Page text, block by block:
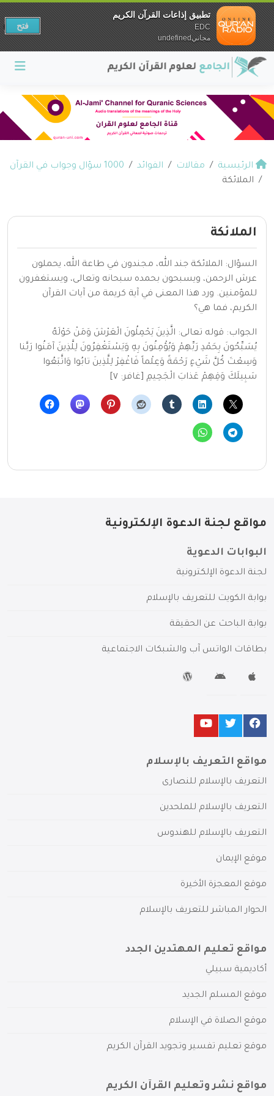
الرئيسية مقالات الفوائد
1000 سؤال وجواب في القرآن
الملائكة
الملائكة
السؤال: الملائكة جند الله، مجندون في طاعة الله، يحملون
عرش الرحمن، ويسبحون بحمده سبحانه وتعالى، ويستغفرون
للمؤمنين. ورد هذا المعنى في آية كريمة من آيات القرآن
الكريم، فما هي؟
الجواب: قوله تعالى: الَّذِينَ يَحْمِلُونَ الْعَرْشَ وَمَنْ حَوْلَهُ
يُسَبِّحُونَ بِحَمْدِ رَبِّهِمْ وَيُؤْمِنُونَ بِهِ وَيَسْتَغْفِرُونَ لِلَّذِينَ آمَنُوا رَبَّنا
وَسِعْتَ كُلَّ شَيْءٍ رَحْمَةً وَعِلْماً فَاغْفِرْ لِلَّذِينَ تابُوا وَاتَّبَعُوا
سَبِيلَكَ وَقِهِمْ عَذابَ الْجَحِيمِ [غافر: ٧]
مواقع لجنة الدعوة الإلكترونية
البوابات الدعوية
لجنة الدعوة الإلكترونية
بوابة الكويت للتعريف بالإسلام
بوابة الباحث عن الحقيقة
بطاقات الواتس آب والشبكات الاجتماعية
مواقع التعريف بالإسلام
التعريف بالإسلام للنصارى
التعريف بالإسلام للملحدين
التعريف بالإسلام للهندوس
موقع الإيمان
موقع المعجزة الأخيرة
الحوار المباشر للتعريف بالإسلام
مواقع تعليم المهتدين الجدد
أكاديمية سبيلي
موقع المسلم الجديد
موقع الصلاة في الإسلام
موقع تعليم تفسير وتجويد القرآن الكريم
مواقع نشر وتعليم القرآن الكريم
تطبيق إذاعات القرآن الكريم
EDC
مجانيundefined
فتح